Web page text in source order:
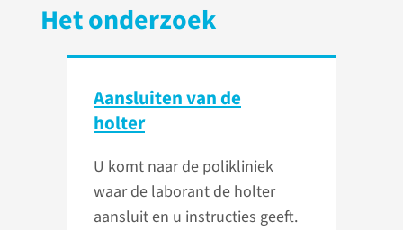
Het onderzoek
Aansluiten van de
holter
U komt naar de polikliniek
waar de laborant de holter
aansluit en u instructies geeft.